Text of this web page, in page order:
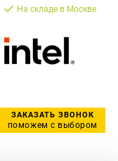
На складе в Москве
ЗАКАЗАТЬ ЗВОНОК
поможем с выбором